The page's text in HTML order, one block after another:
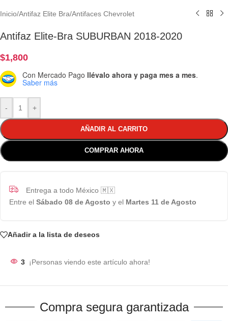
Inicio/Antifaz Elite Bra/Antifaces Chevrolet
Antifaz Elite-Bra SUBURBAN 2018-2020
$1,800
Con Mercado Pago llévalo ahora y paga mes a mes.
Saber más
- +
AÑADIR AL CARRITO
COMPRAR AHORA
Entrega a todo México 🇲🇽
Entre el Sábado 08 de Agosto y el Martes 11 de Agosto
Añadir a la lista de deseos
3 ¡Personas viendo este artículo ahora!
Compra segura garantizada